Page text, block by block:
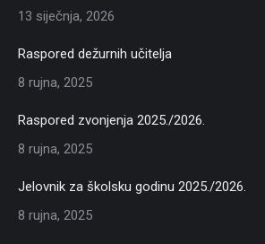
13 siječnja, 2026
Raspored dežurnih učitelja
8 rujna, 2025
Raspored zvonjenja 2025./2026.
8 rujna, 2025
Jelovnik za školsku godinu 2025./2026.
8 rujna, 2025